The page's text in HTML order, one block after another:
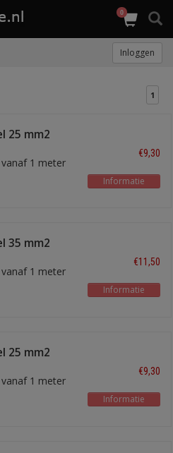
0
Inloggen
1
25 mm2
1 meter
€9,30
Informatie
35 mm2
1 meter
€11,50
Informatie
25 mm2
1 meter
€9,30
Informatie